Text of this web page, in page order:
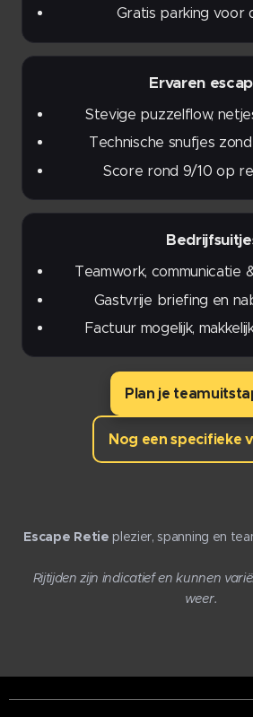
Gratis parking voor
🧩 Ervaren
Stevige puzzelflow,
Technische snufjes
Score rond 9/10 op
🏢
Teamwork, communicatie
Gastvrije briefing en
Factuur mogelijk,
Plan je
Nog een specifieke
Escape Retie plezier, spanning en
Rijtijden zijn indicatief en kunnen
weer.